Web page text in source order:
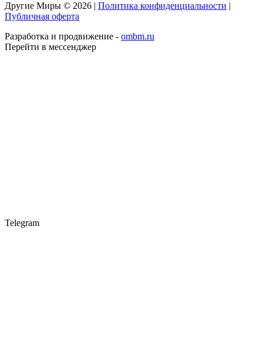
Другие Миры © 2026 | Политика конфиденциальности |
Публичная оферта
Разработка и продвижение - ombm.ru
Перейти в мессенджер
Telegram